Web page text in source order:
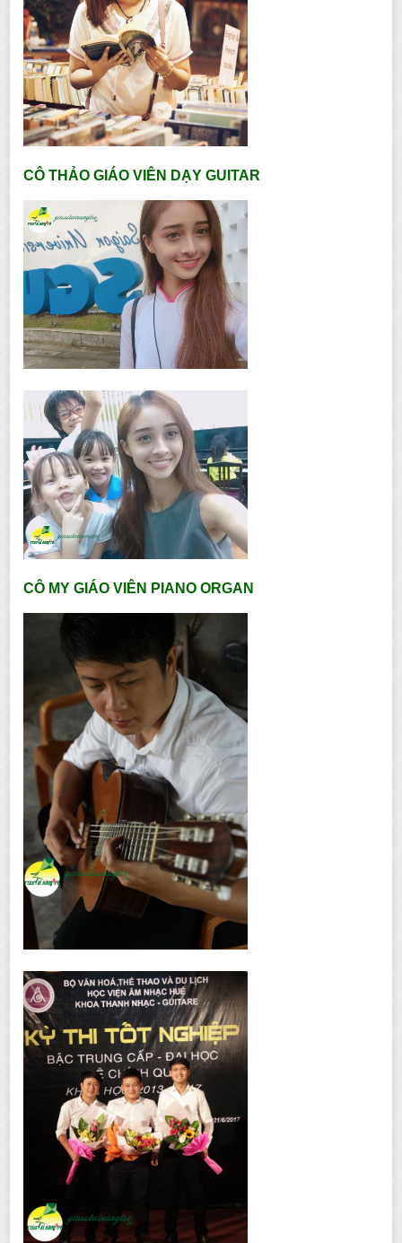
CÔ THẢO GIÁO VIÊN DẠY GUITAR
CÔ MY GIÁO VIÊN PIANO ORGAN